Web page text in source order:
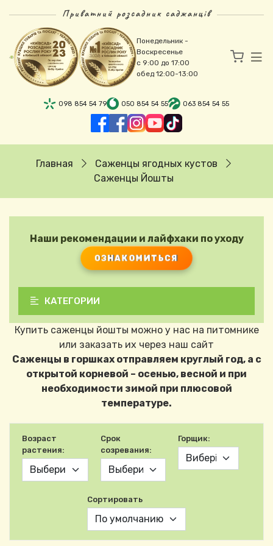
Приватний розсадник саджанців
Понедельник -
Воскресенье
с 9:00 до 17:00
обед 12:00-13:00
098 854 54 79 050 854 54 55 063 854 54 55
Строка навигации
Главная
Саженцы ягодных кустов
Саженцы Йошты
Наши рекомендации и лайфхаки по уходу
ОЗНАКОМИТЬСЯ
КАТЕГОРИИ
Купить саженцы йошты можно у нас на питомнике
или заказать их через наш сайт
Саженцы в горшках отправляем круглый год, а с
открытой корневой – осенью, весной и при
необходимости зимой при плюсовой
температуре.
Возраст
растения:
Срок
созревания:
Горщик:
Сортировать